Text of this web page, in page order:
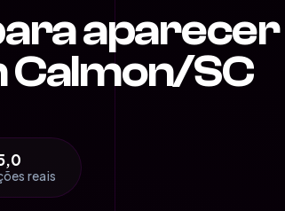
aparecer
Calmon/SC
reais